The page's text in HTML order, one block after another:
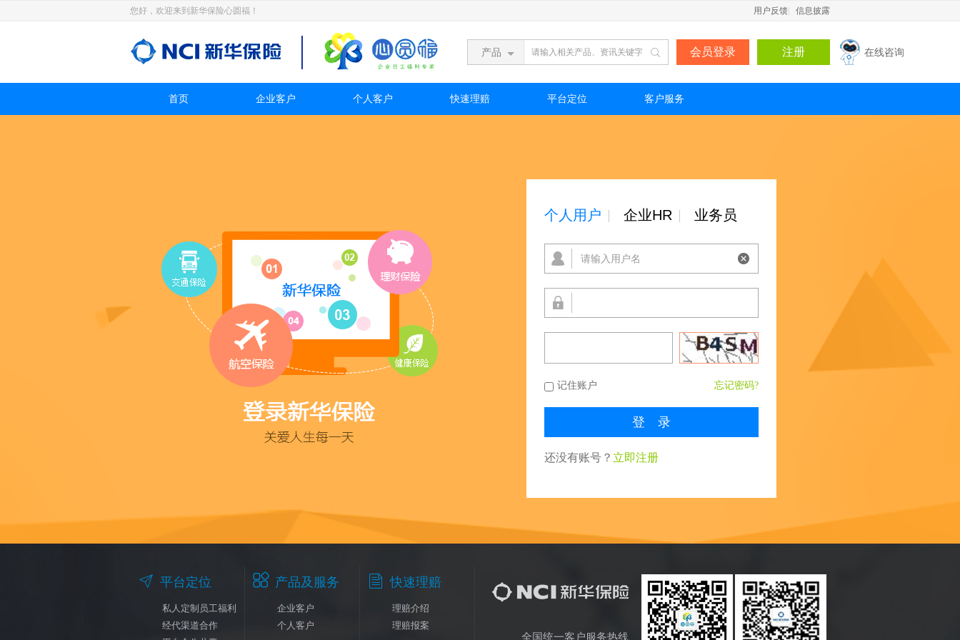
您好，欢迎来到新华保险心圆福！ 用户反馈 信息披露
产品 会员登录 注册 在线咨询
首页 企业客户 个人客户 快速理赔 平台定位 客户服务
个人用户 企业HR 业务员
 

记住账户 忘记密码?
登 录
还没有账号？ 立即注册
 平台定位
私人定制员工福利
经代渠道合作
 产品及服务
企业客户
个人客户
 快速理赔
理赔介绍
理赔报案
全国统一客户服务热线